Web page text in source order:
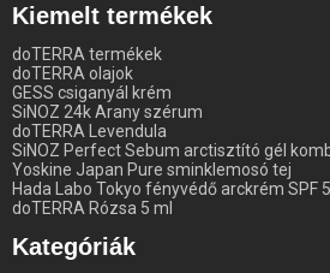
Kiemelt termékek
doTERRA termékek
doTERRA olajok
GESS csiganyál krém
SiNOZ 24k Arany szérum
doTERRA Levendula
SiNOZ Perfect Sebum arctisztító gél
Yoskine Japan Pure sminklemosó tej
Hada Labo Tokyo fényvédő arckrém SPF
doTERRA Rózsa 5 ml
Kategóriák